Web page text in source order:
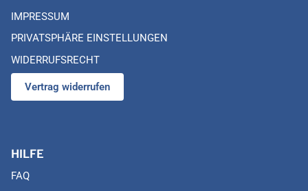
IMPRESSUM
PRIVATSPHÄRE EINSTELLUNGEN
WIDERRUFSRECHT
Vertrag widerrufen
HILFE
FAQ